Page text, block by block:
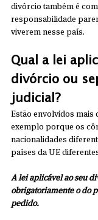
divórcio também é
responsabilidade
viverem nesse país.
Qual a lei
divórcio ou
judicial?
Estão envolvidos mais
exemplo porque os
nacionalidades
países da UE
A lei aplicável ao seu
obrigatoriamente o do
pedido.